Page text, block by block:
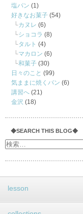
塩パン (1)
好きなお菓子 (54)
カヌレ (6)
ショコラ (8)
タルト (4)
マカロン (6)
和菓子 (30)
日々のこと (99)
気ままに焼くパン (6)
講習へ (21)
金沢 (18)
◆SEARCH THIS BLOG◆
lesson